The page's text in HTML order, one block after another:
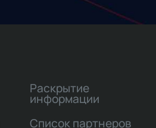
Раскрытие
информации
Список партнеров